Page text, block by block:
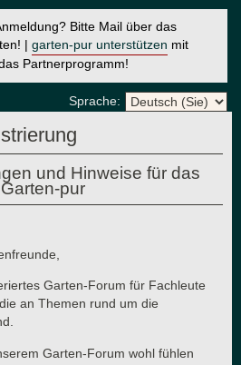
Bitte Mail über das
| garten-pur unterstützen mit
Partnerprogramm!
Sprache:
und Hinweise für das
pur
Garten-Forum für Fachleute
an Themen rund um die
Garten-Forum wohl fühlen